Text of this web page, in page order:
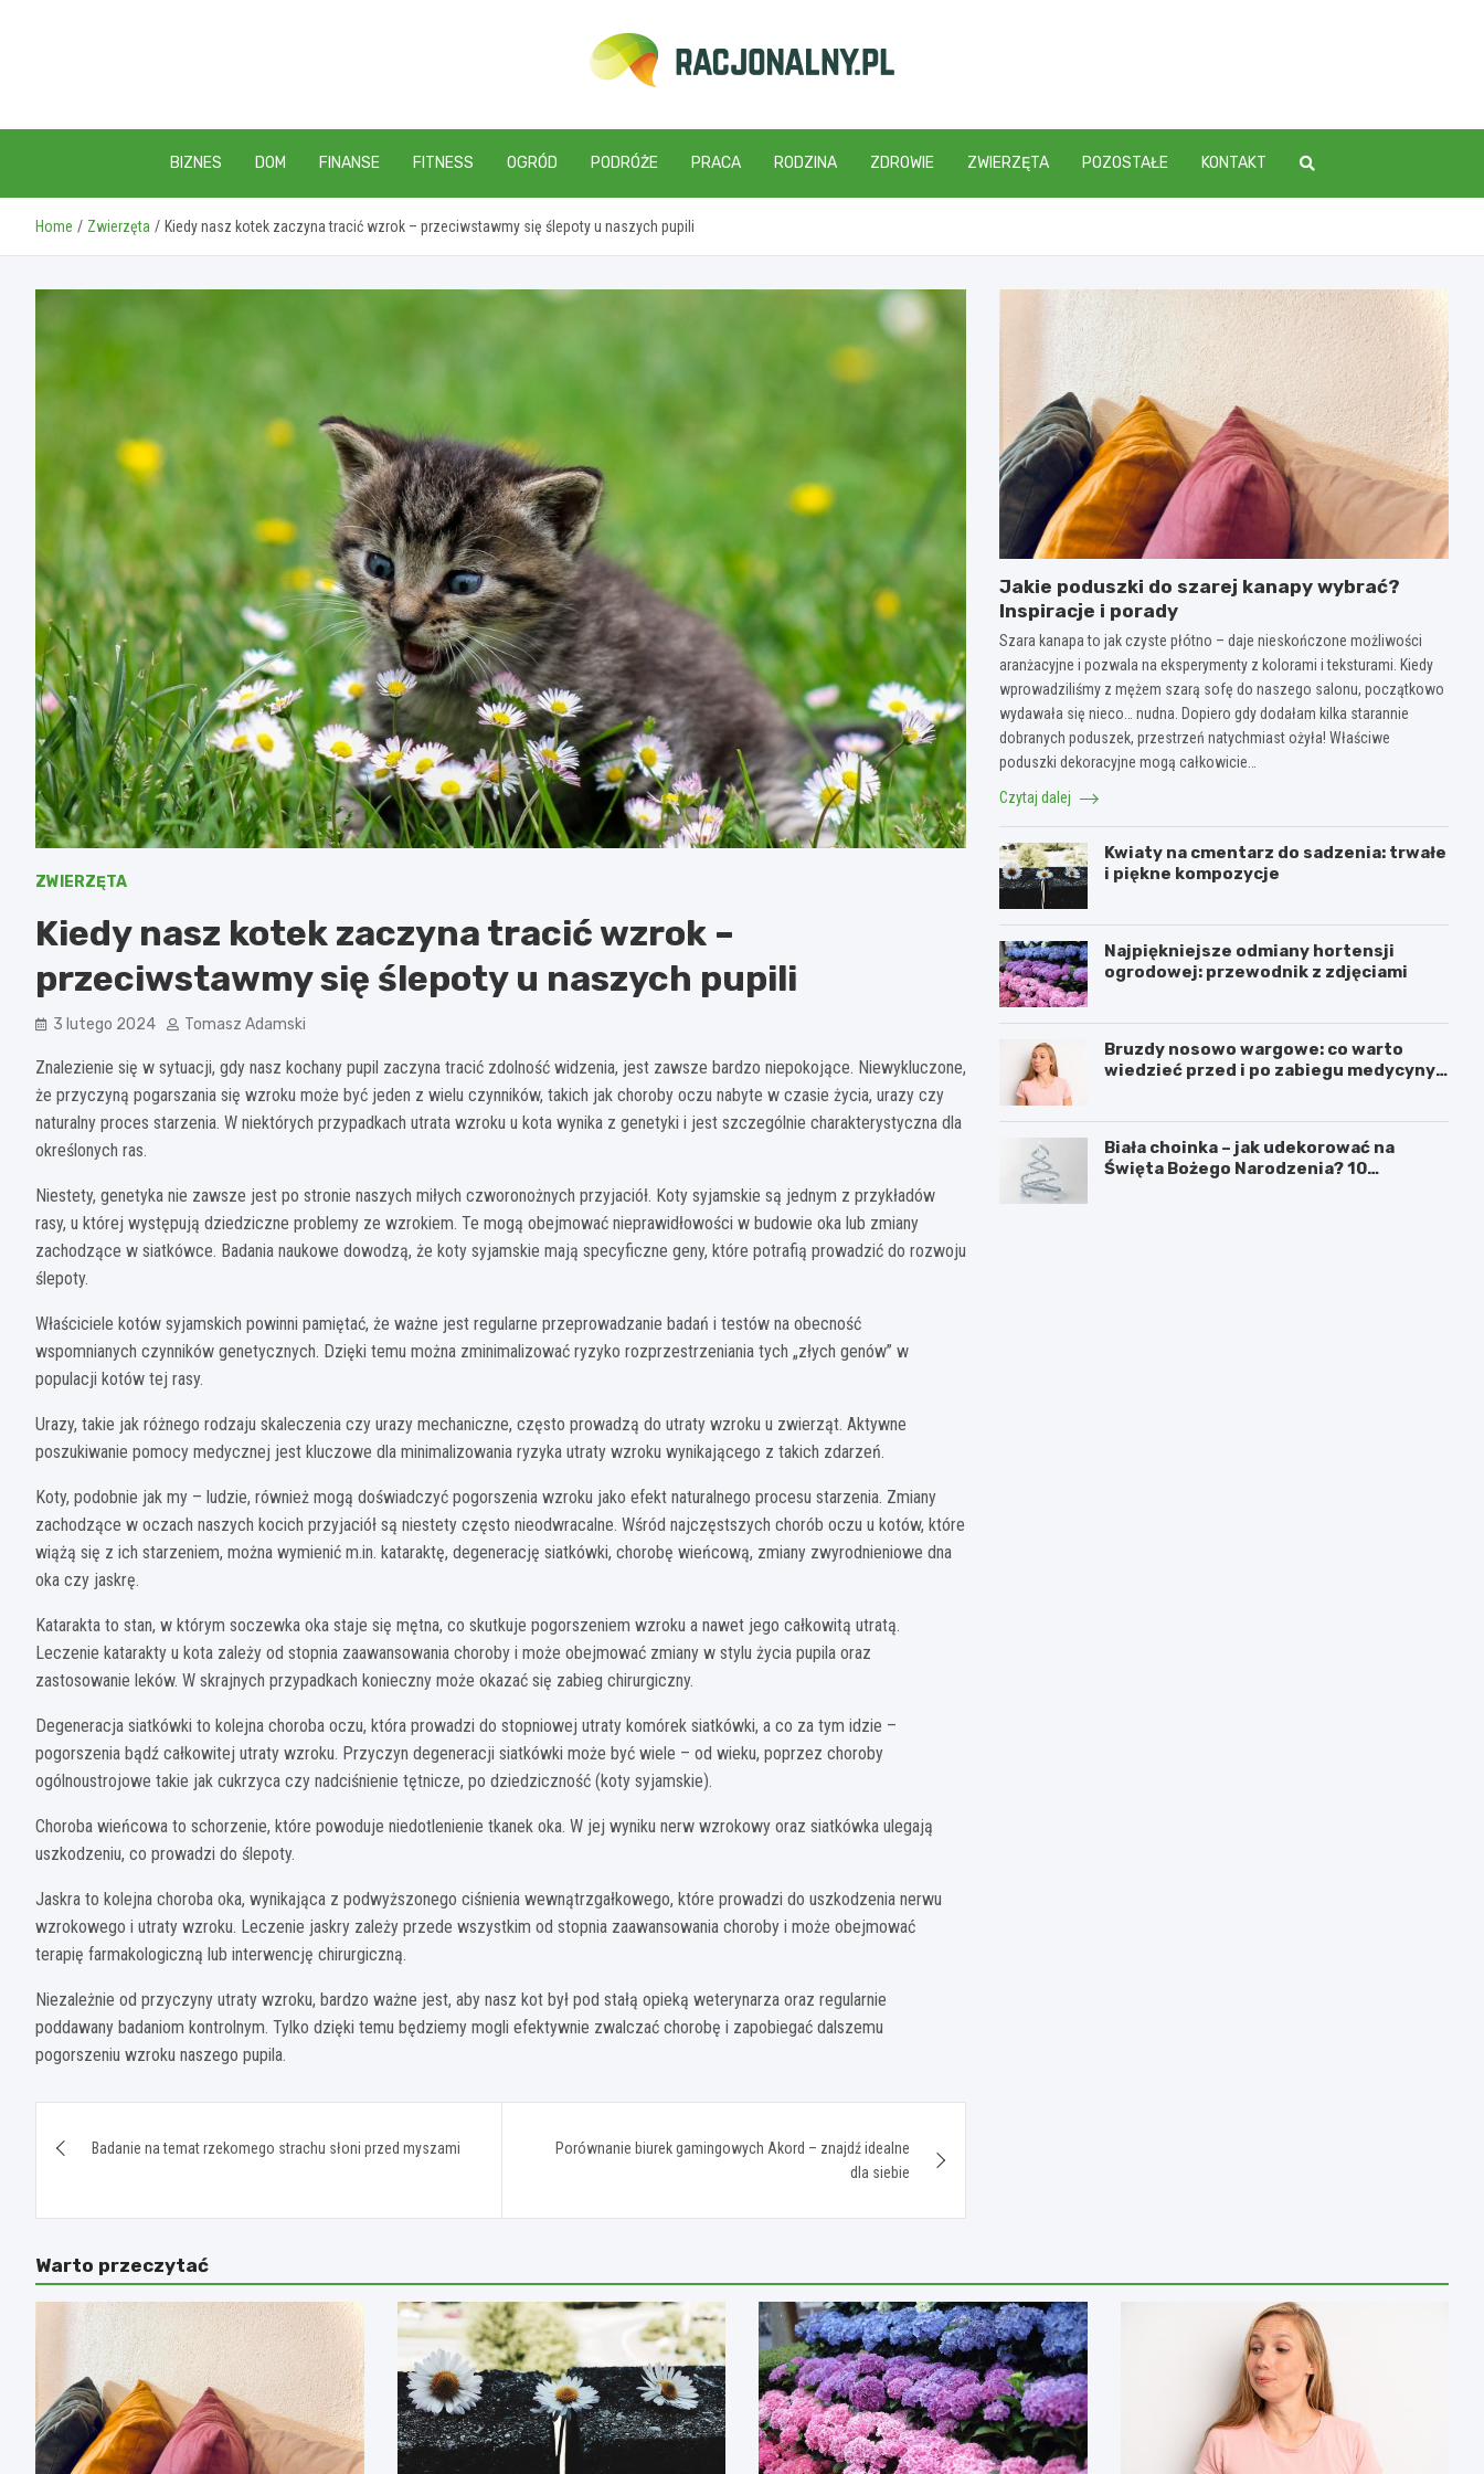
racjonalny.pl
BIZNES DOM FINANSE FITNESS OGRÓD PODRÓŻE PRACA RODZINA ZDROWIE ZWIERZĘTA POZOSTAŁE KONTAKT
Home Zwierzęta Kiedy nasz kotek zaczyna tracić wzrok – przeciwstawmy się ślepoty u naszych pupili
ZWIERZĘTA
Kiedy nasz kotek zaczyna tracić wzrok –
przeciwstawmy się ślepoty u naszych pupili
3 lutego 2024 Tomasz Adamski
Znalezienie się w sytuacji, gdy nasz kochany pupil zaczyna tracić zdolność widzenia, jest zawsze bardzo niepokojące. Niewykluczone,
że przyczyną pogarszania się wzroku może być jeden z wielu czynników, takich jak choroby oczu nabyte w czasie życia, urazy czy
naturalny proces starzenia. W niektórych przypadkach utrata wzroku u kota wynika z genetyki i jest szczególnie charakterystyczna dla
określonych ras.
Niestety, genetyka nie zawsze jest po stronie naszych miłych czworonożnych przyjaciół. Koty syjamskie są jednym z przykładów
rasy, u której występują dziedziczne problemy ze wzrokiem. Te mogą obejmować nieprawidłowości w budowie oka lub zmiany
zachodzące w siatkówce. Badania naukowe dowodzą, że koty syjamskie mają specyficzne geny, które potrafią prowadzić do rozwoju
ślepoty.
Właściciele kotów syjamskich powinni pamiętać, że ważne jest regularne przeprowadzanie badań i testów na obecność
wspomnianych czynników genetycznych. Dzięki temu można zminimalizować ryzyko rozprzestrzeniania tych „złych genów” w
populacji kotów tej rasy.
Urazy, takie jak różnego rodzaju skaleczenia czy urazy mechaniczne, często prowadzą do utraty wzroku u zwierząt. Aktywne
poszukiwanie pomocy medycznej jest kluczowe dla minimalizowania ryzyka utraty wzroku wynikającego z takich zdarzeń.
Koty, podobnie jak my – ludzie, również mogą doświadczyć pogorszenia wzroku jako efekt naturalnego procesu starzenia. Zmiany
zachodzące w oczach naszych kocich przyjaciół są niestety często nieodwracalne. Wśród najczęstszych chorób oczu u kotów, które
wiążą się z ich starzeniem, można wymienić m.in. kataraktę, degenerację siatkówki, chorobę wieńcową, zmiany zwyrodnieniowe dna
oka czy jaskrę.
Katarakta to stan, w którym soczewka oka staje się mętna, co skutkuje pogorszeniem wzroku a nawet jego całkowitą utratą.
Leczenie katarakty u kota zależy od stopnia zaawansowania choroby i może obejmować zmiany w stylu życia pupila oraz
zastosowanie leków. W skrajnych przypadkach konieczny może okazać się zabieg chirurgiczny.
Degeneracja siatkówki to kolejna choroba oczu, która prowadzi do stopniowej utraty komórek siatkówki, a co za tym idzie –
pogorszenia bądź całkowitej utraty wzroku. Przyczyn degeneracji siatkówki może być wiele – od wieku, poprzez choroby
ogólnoustrojowe takie jak cukrzyca czy nadciśnienie tętnicze, po dziedziczność (koty syjamskie).
Choroba wieńcowa to schorzenie, które powoduje niedotlenienie tkanek oka. W jej wyniku nerw wzrokowy oraz siatkówka ulegają
uszkodzeniu, co prowadzi do ślepoty.
Jaskra to kolejna choroba oka, wynikająca z podwyższonego ciśnienia wewnątrzgałkowego, które prowadzi do uszkodzenia nerwu
wzrokowego i utraty wzroku. Leczenie jaskry zależy przede wszystkim od stopnia zaawansowania choroby i może obejmować
terapię farmakologiczną lub interwencję chirurgiczną.
Niezależnie od przyczyny utraty wzroku, bardzo ważne jest, aby nasz kot był pod stałą opieką weterynarza oraz regularnie
poddawany badaniom kontrolnym. Tylko dzięki temu będziemy mogli efektywnie zwalczać chorobę i zapobiegać dalszemu
pogorszeniu wzroku naszego pupila.
wpisuBadanie na temat rzekomego strachu słoni przed myszami
Porównanie biurek gamingowych Akord – znajdź idealne
dla siebie
Jakie poduszki do szarej kanapy wybrać?
Inspiracje i porady
Szara kanapa to jak czyste płótno – daje nieskończone możliwości
aranżacyjne i pozwala na eksperymenty z kolorami i teksturami. Kiedy
wprowadziliśmy z mężem szarą sofę do naszego salonu, początkowo
wydawała się nieco… nudna. Dopiero gdy dodałam kilka starannie
dobranych poduszek, przestrzeń natychmiast ożyła! Właściwe
poduszki dekoracyjne mogą całkowicie…
Czytaj dalej
Kwiaty na cmentarz do sadzenia: trwałe
i piękne kompozycje
Najpiękniejsze odmiany hortensji
ogrodowej: przewodnik z zdjęciami
Bruzdy nosowo wargowe: co warto
wiedzieć przed i po zabiegu medycyny
Biała choinka – jak udekorować na
Święta Bożego Narodzenia? 10
Warto przeczytać